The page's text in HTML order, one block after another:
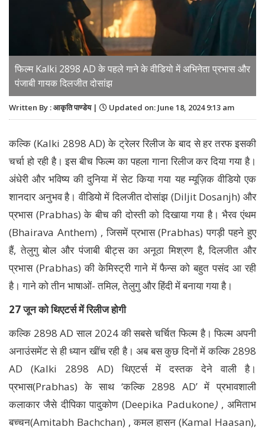
फिल्म Kalki 2898 AD के पहले गाने के वीडियो में अभिनेता प्रभास और
पंजाबी गायक दिलजीत दोसांझ
Written By : आकृति पाण्डेय | Updated on: June 18, 2024 9:13 am
कल्कि (Kalki 2898 AD) के ट्रेलर रिलीज के बाद से हर तरफ इसकी
चर्चा हो रही है। इस बीच फिल्म का पहला गाना रिलीज कर दिया गया है।
अंधेरी और भविष्य की दुनिया में सेट किया गया यह म्यूज़िक वीडियो एक
शानदार अनुभव है। वीडियो में दिलजीत दोसांझ (Diljit Dosanjh) और
प्रभास (Prabhas) के बीच की दोस्ती को दिखाया गया है। भैरव एंथम
(Bhairava Anthem) , जिसमें प्रभास (Prabhas) पगड़ी पहने हुए
हैं, तेलुगु बोल और पंजाबी बीट्स का अनूठा मिश्रण है, दिलजीत और
प्रभास (Prabhas) की केमिस्ट्री गाने में फैन्स को बहुत पसंद आ रही
है। गाने को तीन भाषाओं- तमिल, तेलुगु और हिंदी में बनाया गया है।
27 जून को थिएटर्स में रिलीज होगी
कल्कि 2898 AD साल 2024 की सबसे चर्चित फिल्म है। फिल्म अपनी
अनाउंसमेंट से ही ध्यान खींच रही है। अब बस कुछ दिनों में कल्कि 2898
AD (Kalki 2898 AD) थिएटर्स में दस्तक देने वाली है।
प्रभास(Prabhas) के साथ ‘कल्कि 2898 AD’ में प्रभावशाली
कलाकार जैसे दीपिका पादुकोण (Deepika Padukone), अमिताभ
बच्चन(Amitabh Bachchan) , कमल हासन (Kamal Haasan),